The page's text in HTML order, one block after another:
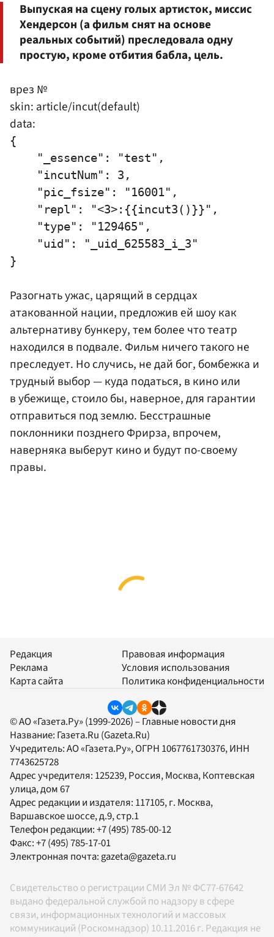
Выпуская на сцену голых артисток, миссис
Хендерсон (а фильм снят на основе
реальных событий) преследовала одну
простую, кроме отбития бабла, цель.
врез №
skin: article/incut(default)
data:
{
    "_essence": "test",
    "incutNum": 3,
    "pic_fsize": "16001",
    "repl": "<3>:{{incut3()}}",
    "type": "129465",
    "uid": "_uid_625583_i_3"
Разогнать ужас, царящий в сердцах
атакованной нации, предложив ей шоу как
альтернативу бункеру, тем более что театр
находился в подвале. Фильм ничего такого не
преследует. Но случись, не дай бог, бомбежка и
трудный выбор — куда податься, в кино или
в убежище, стоило бы, наверное, для гарантии
отправиться под землю. Бесстрашные
поклонники позднего Фрирза, впрочем,
наверняка выберут кино и будут по-своему
правы.
Редакция
Реклама
Карта сайта
Правовая информация
Условия использования
Политика конфиденциальности
© АО «Газета.Ру» (1999-2026) – Главные новости дня
Название: Газета.Ru (Gazeta.Ru)
Учредитель:АО «Газета.Ру», ОГРН 1067761730376, ИНН
7743625728
Адрес учредителя: 125239, Россия, Москва, Коптевская
улица, дом 67
Адрес редакции и издателя: 117105, г. Москва,
Варшавское шоссе, д.9, стр.1
Телефон редакции:+7 (495) 785-00-12
Факс:+7 (495) 785-17-01
Электронная почта:gazeta@gazeta.ru
Свидетельство о регистрации СМИ Эл № ФС77-67642
выдано федеральной службой по надзору в сфере
связи, информационных технологий и массовых
коммуникаций (Роскомнадзор) 10.11.2016 г. Редакция не